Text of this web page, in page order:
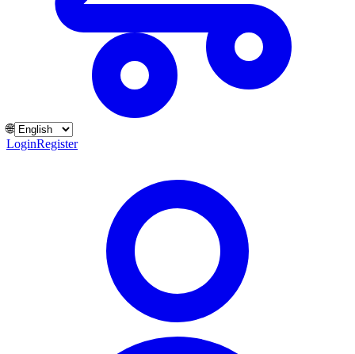
🌐
LoginRegister